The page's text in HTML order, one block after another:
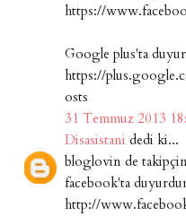
https://
Google plus'ta
https://
osts
31 Temmuz 2013
Disasistani dedi ki...
bloglovin de
facebook'ta
http://